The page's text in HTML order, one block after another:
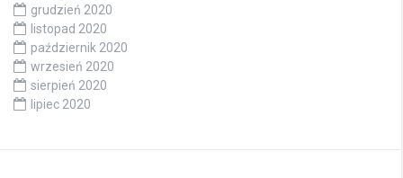
grudzień 2020
listopad 2020
październik 2020
wrzesień 2020
sierpień 2020
lipiec 2020